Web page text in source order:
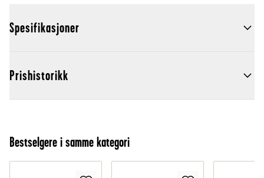
Spesifikasjoner
Prishistorikk
Bestselgere i samme kategori